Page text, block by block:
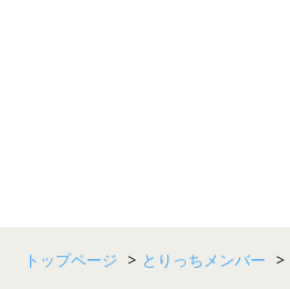
トップページ > とりっちメンバー >